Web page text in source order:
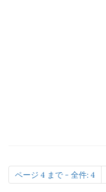
ページ 4 まで - 全件: 4